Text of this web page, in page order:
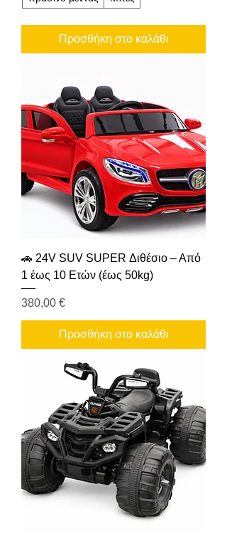
Προσθήκη στο καλάθι
🚗 24V SUV SUPER Διθέσιο – Από
1 έως 10 Ετών (έως 50kg)
Τιμή
380,00 €
Προσθήκη στο καλάθι